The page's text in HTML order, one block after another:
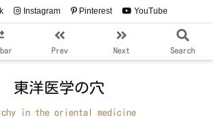
Prev Next Search
Instagram Pinterest YouTube
東洋医学の穴
in the oriental medicine